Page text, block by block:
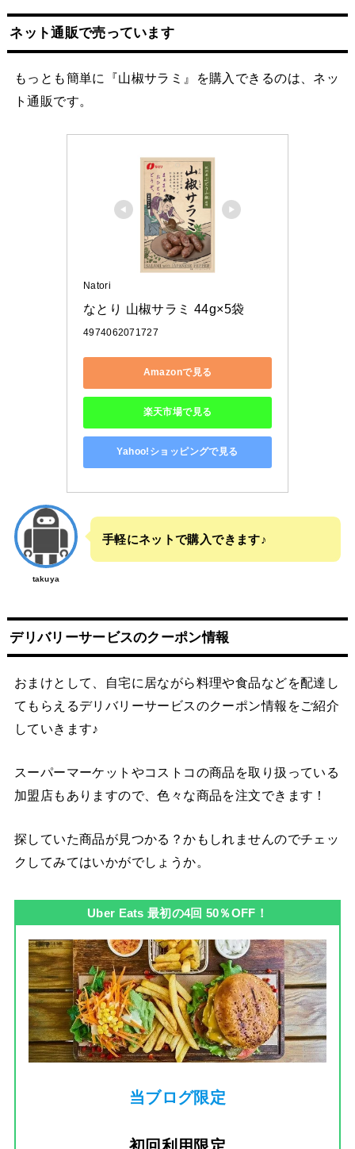
ネット通販で売っています
もっとも簡単に『山椒サラミ』を購入できるのは、ネッ
ト通販です。
Natori
なとり 山椒サラミ 44g×5袋
4974062071727
Amazonで見る
楽天市場で見る
Yahoo!ショッピングで見る
takuya
手軽にネットで購入できます♪
デリバリーサービスのクーポン情報
おまけとして、自宅に居ながら料理や食品などを配達し
てもらえるデリバリーサービスのクーポン情報をご紹介
していきます♪
スーパーマーケットやコストコの商品を取り扱っている
加盟店もありますので、色々な商品を注文できます！
探していた商品が見つかる？かもしれませんのでチェッ
クしてみてはいかがでしょうか。
Uber Eats 最初の4回 50％OFF！
当ブログ限定